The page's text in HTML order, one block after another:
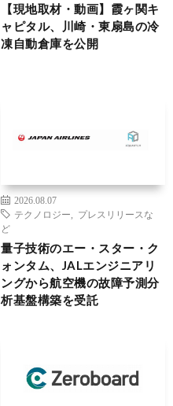
【現地取材・動画】霞ヶ関キ
ャピタル、川崎・東扇島の冷
凍自動倉庫を公開
2026.08.07
テクノロジー
プレスリリースな
ど
量子技術のエー・スター・ク
ォンタム、JALエンジニアリ
ングから航空機の故障予測分
析基盤構築を受託